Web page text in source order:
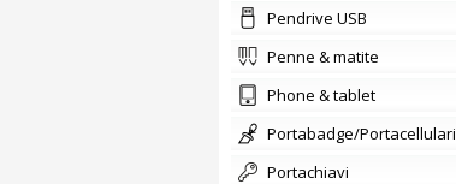
Pendrive USB
penne & matite
phone & tablet
portabadge/Portacellulari
portachiavi